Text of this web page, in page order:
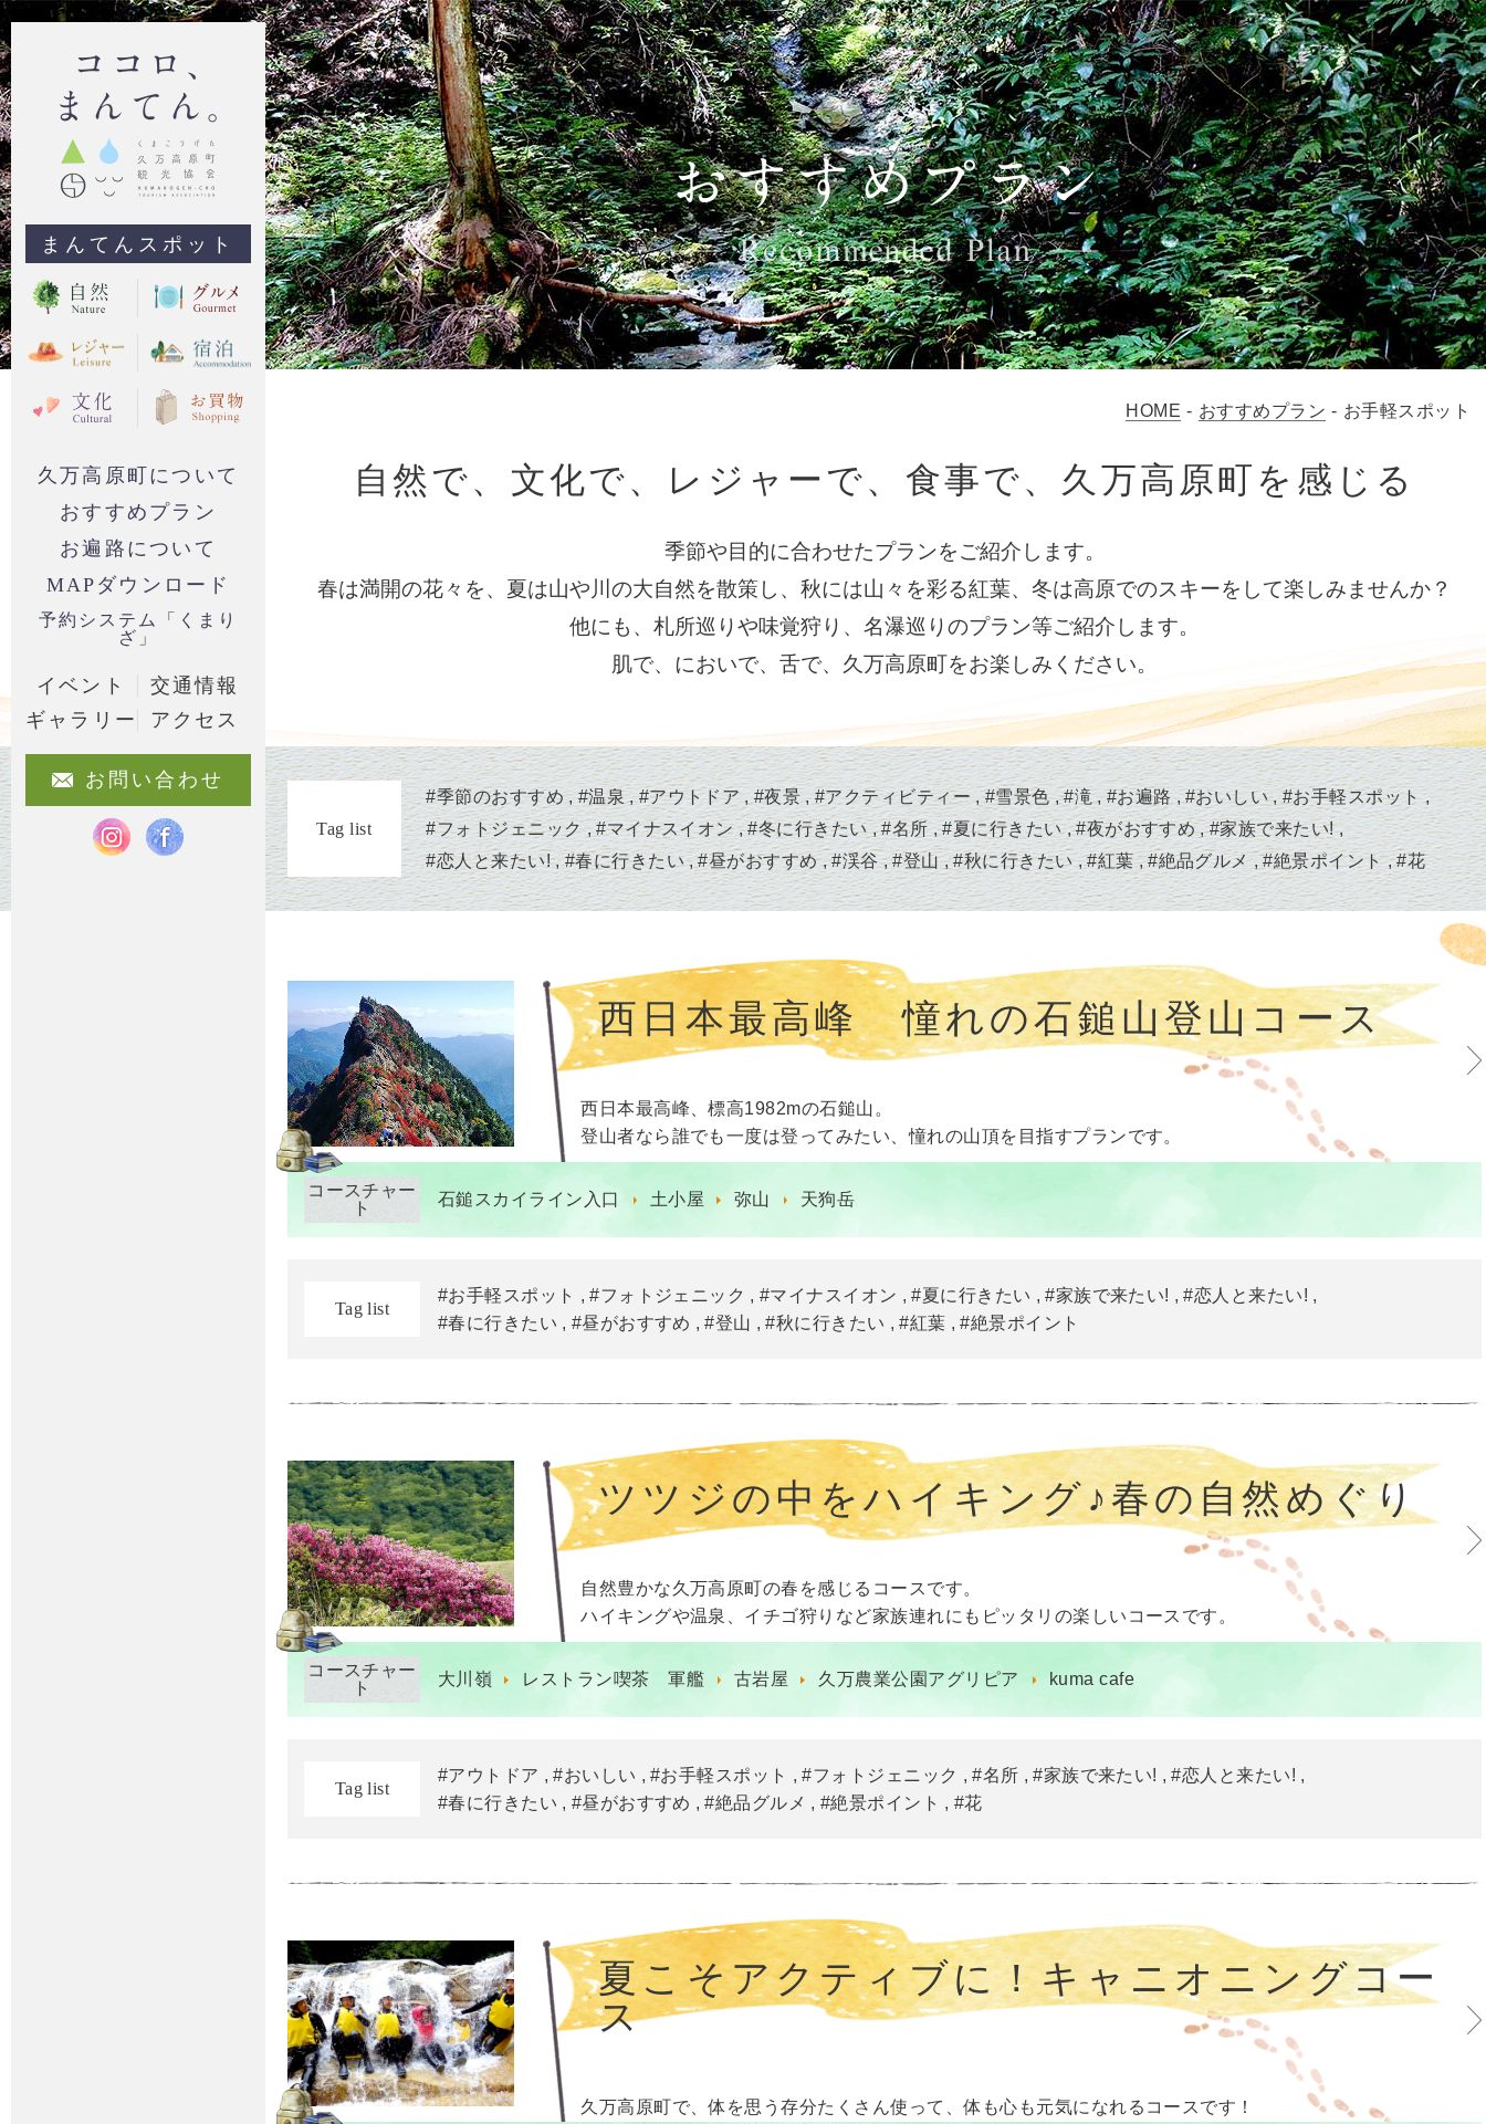
まんてんスポット
久万高原町について
おすすめプラン
お遍路について
MAPダウンロード
予約システム「くまり
ざ」
イベント
交通情報
ギャラリー
アクセス
お問い合わせ
HOME - おすすめプラン - お手軽スポット
自然で、文化で、レジャーで、食事で、久万高原町を感じる
季節や目的に合わせたプランをご紹介します。
春は満開の花々を、夏は山や川の大自然を散策し、秋には山々を彩る紅葉、冬は高原でのスキーをして楽しみませんか？
他にも、札所巡りや味覚狩り、名瀑巡りのプラン等ご紹介します。
肌で、においで、舌で、久万高原町をお楽しみください。
Tag list
#季節のおすすめ #温泉 #アウトドア #夜景 #アクティビティー #雪景色 #滝 #お遍路 #おいしい #お手軽スポット
#フォトジェニック #マイナスイオン #冬に行きたい #名所 #夏に行きたい #夜がおすすめ #家族で来たい!
#恋人と来たい! #春に行きたい #昼がおすすめ #渓谷 #登山 #秋に行きたい #紅葉 #絶品グルメ #絶景ポイント #花
西日本最高峰 憧れの石鎚山登山コース
西日本最高峰、標高1982mの石鎚山。
登山者なら誰でも一度は登ってみたい、憧れの山頂を目指すプランです。
コースチャー
ト
石鎚スカイライン入口 土小屋 弥山 天狗岳
Tag list
#お手軽スポット #フォトジェニック #マイナスイオン #夏に行きたい #家族で来たい!
#恋人と来たい!
#春に行きたい
#昼がおすすめ #登山 #秋に行きたい #紅葉 #絶景ポイント
ツツジの中をハイキング♪春の自然めぐり
自然豊かな久万高原町の春を感じるコースです。
ハイキングや温泉、イチゴ狩りなど家族連れにもピッタリの楽しいコースです。
コースチャー
ト
大川嶺 レストラン喫茶 軍艦 古岩屋 久万農業公園アグリピア kuma cafe
Tag list
#アウトドア #おいしい #お手軽スポット #フォトジェニック #名所 #家族で来たい!
#恋人と来たい!
#春に行きたい
#昼がおすすめ #絶品グルメ #絶景ポイント #花
夏こそアクティブに！キャニオニングコー
ス
久万高原町で、体を思う存分たくさん使って、体も心も元気になれるコースです！